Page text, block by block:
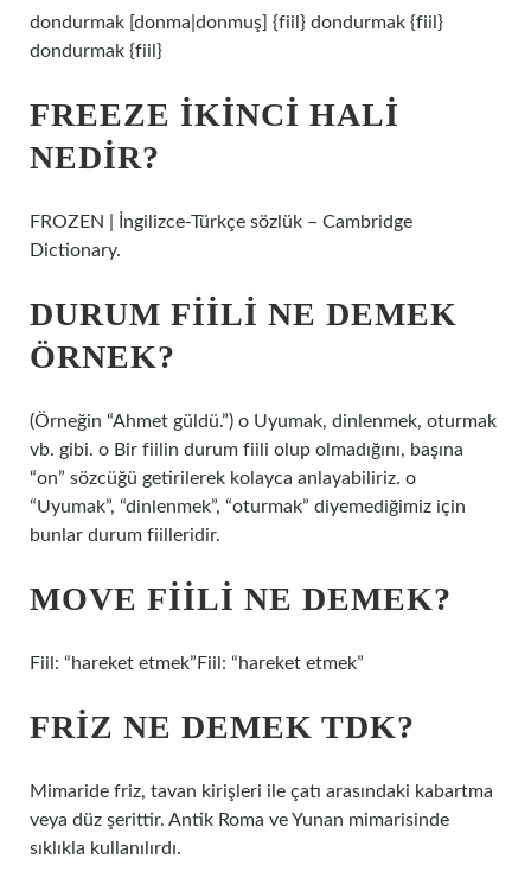
dondurmak [donma|donmuş] {fiil} dondurmak {fiil}
dondurmak {fiil}
FREEZE IKINCI HALI
NEDIR?
FROZEN | İngilizce-Türkçe sözlük – Cambridge
Dictionary.
DURUM FIILI NE DEMEK
ÖRNEK?
(Örneğin “Ahmet güldü.”) o Uyumak, dinlenmek, oturmak
vb. gibi. o Bir fiilin durum fiili olup olmadığını, başına
“on” sözcüğü getirilerek kolayca anlayabiliriz. o
“Uyumak”, “dinlenmek”, “oturmak” diyemediğimiz için
bunlar durum fiilleridir.
MOVE FIILI NE DEMEK?
Fiil: “hareket etmek”Fiil: “hareket etmek”
FRIZ NE DEMEK TDK?
Mimaride friz, tavan kirişleri ile çatı arasındaki kabartma
veya düz şerittir. Antik Roma ve Yunan mimarisinde
sıklıkla kullanılırdı.